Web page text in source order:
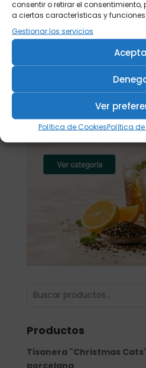
consentir o retirar el
a ciertas características y funciones.
Gestionar los servicios
Ver
Política de CookiesPolítica
Productos
Tisanera "Christmas
porcelana